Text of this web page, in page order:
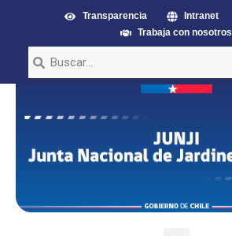
Transparencia Intranet
Trabaja con nosotros